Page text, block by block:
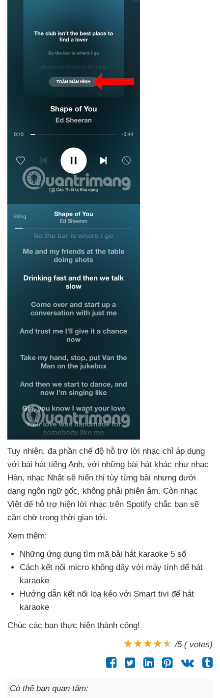
Tuy nhiên, đa phần chế độ hỗ trợ lời nhạc chỉ áp dụng
với bài hát tiếng Anh, với những bài hát khác như nhạc
Hàn, nhạc Nhật sẽ hiển thị tùy từng bài nhưng dưới
dạng ngôn ngữ gốc, không phải phiên âm. Còn nhạc
Việt để hỗ trợ hiện lời nhạc trên Spotify chắc bạn sẽ
cần chờ trong thời gian tới.
Xem thêm:
Những ứng dụng tìm mã bài hát karaoke 5 số
Cách kết nối micro không dây với máy tính để hát
karaoke
Hướng dẫn kết nối loa kéo với Smart tivi để hát
karaoke
Chúc các bạn thực hiện thành công!
/5 ( votes)
Có thể bạn quan tâm: